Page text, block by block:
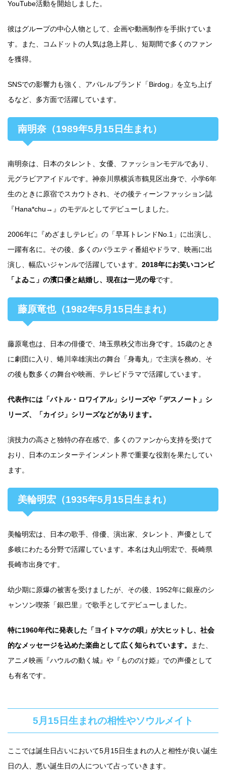
YouTube活動を開始しました。
彼はグループの中心人物として、企画や動画制作を手掛けていま
す。また、コムドットの人気は急上昇し、短期間で多くのファン
を獲得。
SNSでの影響力も強く、アパレルブランド「Birdog」を立ち上げ
るなど、多方面で活躍しています。
南明奈（1989年5月15日生まれ）
南明奈は、日本のタレント、女優、ファッションモデルであり、
元グラビアアイドルです。神奈川県横浜市鶴見区出身で、小学6年
生のときに原宿でスカウトされ、その後ティーンファッション誌
『Hana*chu→』のモデルとしてデビューしました。
2006年に『めざましテレビ』の「早耳トレンドNo.1」に出演し、
一躍有名に。その後、多くのバラエティ番組やドラマ、映画に出
演し、幅広いジャンルで活躍しています。 2018年にお笑いコンビ
「よゐこ」の濱口優と結婚し、現在は一児の母です。
藤原竜也（1982年5月15日生まれ）
藤原竜也は、日本の俳優で、埼玉県秩父市出身です。15歳のとき
に劇団に入り、蜷川幸雄演出の舞台「身毒丸」で主演を務め、そ
の後も数多くの舞台や映画、テレビドラマで活躍しています。
代表作には「バトル・ロワイアル」シリーズや「デスノート」シ
リーズ、「カイジ」シリーズなどがあります。
演技力の高さと独特の存在感で、多くのファンから支持を受けて
おり、日本のエンターテインメント界で重要な役割を果たしてい
ます。
美輪明宏（1935年5月15日生まれ）
美輪明宏は、日本の歌手、俳優、演出家、タレント、声優として
多岐にわたる分野で活躍しています。本名は丸山明宏で、長崎県
長崎市出身です。
幼少期に原爆の被害を受けましたが、その後、1952年に銀座のシ
ャンソン喫茶「銀巴里」で歌手としてデビューしました。
特に1960年代に発表した「ヨイトマケの唄」が大ヒットし、社会
的なメッセージを込めた楽曲として広く知られています。
また、
アニメ映画『ハウルの動く城』や『もののけ姫』での声優として
も有名です。
5月15日生まれの相性やソウルメイト
ここでは誕生日占いにおいて5月15日生まれの人と相性が良い誕生
日の人、悪い誕生日の人について占っていきます。